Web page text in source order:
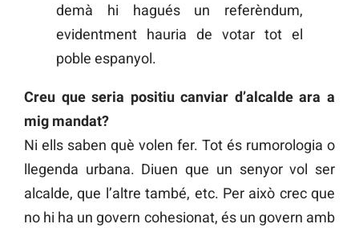
demà hi hagués un referèndum,
evidentment hauria de votar tot el
poble espanyol.
Creu que seria positiu canviar d’alcalde ara a
mig mandat?
Ni ells saben què volen fer. Tot és rumorologia o
llegenda urbana. Diuen que un senyor vol ser
alcalde, que l’altre també, etc. Per això crec que
no hi ha un govern cohesionat, és un govern amb